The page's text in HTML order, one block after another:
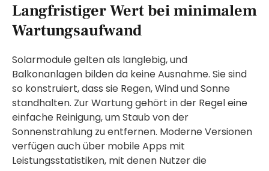
Langfristiger Wert bei minimalem
Wartungsaufwand
Solarmodule gelten als langlebig, und
Balkonanlagen bilden da keine Ausnahme. Sie sind
so konstruiert, dass sie Regen, Wind und Sonne
standhalten. Zur Wartung gehört in der Regel eine
einfache Reinigung, um Staub von der
Sonnenstrahlung zu entfernen. Moderne Versionen
verfügen auch über mobile Apps mit
Leistungsstatistiken, mit denen Nutzer die